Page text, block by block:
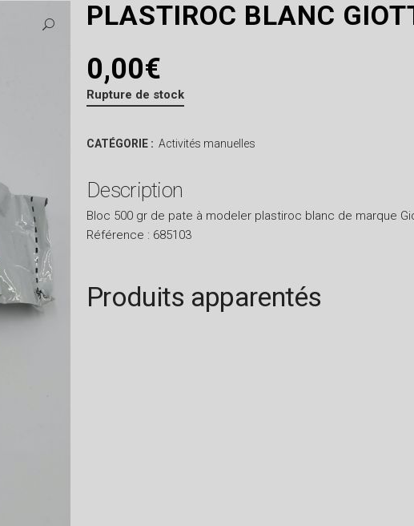
PLASTIROC BLANC
0,00€
Rupture de stock
CATÉGORIE : Activités manuelles
Description
Bloc 500 gr de pate à modeler plastiroc blanc de marque
Référence : 685103
Produits apparentés